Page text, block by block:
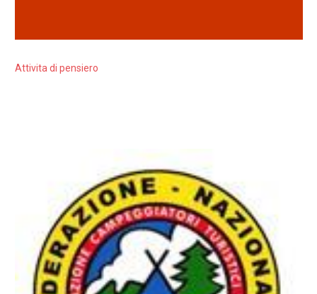
Attivita di pensiero